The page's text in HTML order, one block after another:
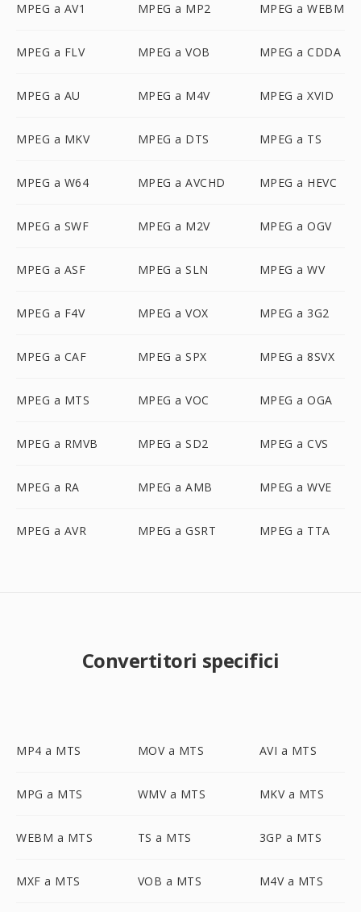
MPEG a AV1 MPEG a MP2 MPEG a WEBM
MPEG a FLV MPEG a VOB MPEG a CDDA
MPEG a AU MPEG a M4V MPEG a XVID
MPEG a MKV MPEG a DTS MPEG a TS
MPEG a W64 MPEG a AVCHD MPEG a HEVC
MPEG a SWF MPEG a M2V MPEG a OGV
MPEG a ASF MPEG a SLN MPEG a WV
MPEG a F4V MPEG a VOX MPEG a 3G2
MPEG a CAF MPEG a SPX MPEG a 8SVX
MPEG a MTS MPEG a VOC MPEG a OGA
MPEG a RMVB MPEG a SD2 MPEG a CVS
MPEG a RA MPEG a AMB MPEG a WVE
MPEG a AVR MPEG a GSRT MPEG a TTA
Convertitori specifici
MP4 a MTS MOV a MTS AVI a MTS
MPG a MTS WMV a MTS MKV a MTS
WEBM a MTS TS a MTS 3GP a MTS
MXF a MTS VOB a MTS M4V a MTS